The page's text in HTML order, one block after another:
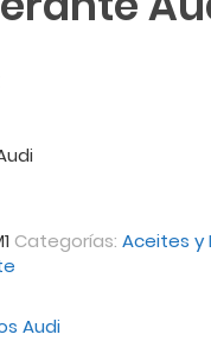
Categorías: Aceites y
Audi